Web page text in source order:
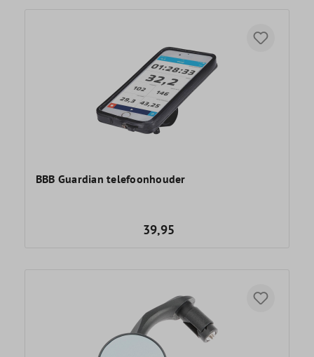
BBB Guardian telefoonhouder
39,95